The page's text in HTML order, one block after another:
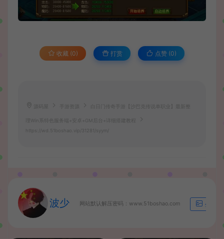
收藏 (0) 打赏 点赞 (0)
手游资源 白日门传奇手游【沙巴克传说单职业】最新整
理Win系特色服务端+安卓+GM后台+详细搭建教程
https://wd.51boshao.vip/31281/syym/
波少 网站默认解压密码：www.51boshao.com 生成海